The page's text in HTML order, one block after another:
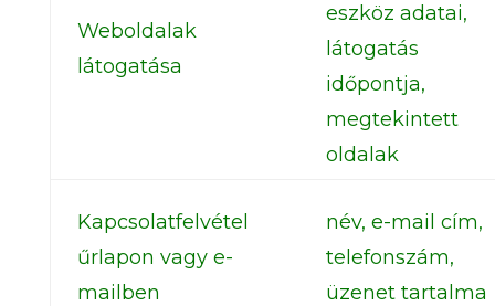
Weboldalak
látogatása
eszköz adatai,
látogatás
időpontja,
megtekintett
oldalak
Kapcsolatfelvétel
űrlapon vagy e-
mailben
név, e-mail cím,
telefonszám,
üzenet tartalma